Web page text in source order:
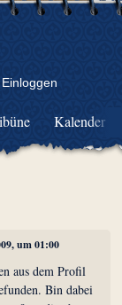
Einloggen
Kalender
um 01:00
aus dem Profil
Bin dabei